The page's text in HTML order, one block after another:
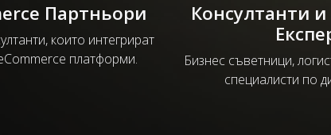
Партньори
които интегрират
платформи.
Консултанти
Бизнес съветници,
специалисти по